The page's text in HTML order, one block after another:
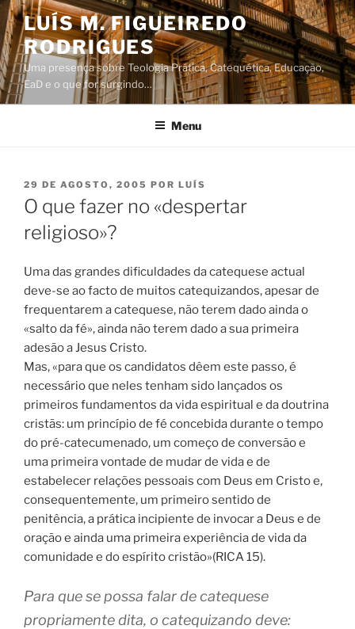
Saltar
para
o
conteúdo
LUÍS M. FIGUEIREDO
RODRIGUES
Uma presença sobre Teologia Prática, Catequética, Educação,
EaD e o que for surgindo…
Menu
PUBLICADO
EM
29 DE AGOSTO, 2005 POR LUÍS
O que fazer no «despertar
religioso»?
Uma das grandes dificuldades da catequese actual
deve-se ao facto de muitos catequizandos, apesar de
frequentarem a catequese, não terem dado ainda o
«salto da fé», ainda não terem dado a sua primeira
adesão a Jesus Cristo.
Mas, «para que os candidatos dêem este passo, é
necessário que neles tenham sido lançados os
primeiros fundamentos da vida espiritual e da doutrina
cristãs: um princípio de fé concebida durante o tempo
do pré-catecumenado, um começo de conversão e
uma primeira vontade de mudar de vida e de
estabelecer relações pessoais com Deus em Cristo e,
consequentemente, um primeiro sentido de
penitência, a prática incipiente de invocar a Deus e de
oração e ainda uma primeira experiência de vida da
comunidade e do espírito cristão»(RICA 15).
Para que se possa falar de catequese
propriamente dita, o catequizando deve: